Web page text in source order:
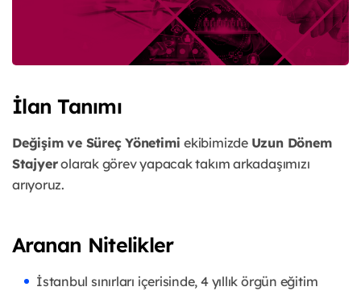
İlan Tanımı
Değişim ve Süreç Yönetimiekibimizde Uzun Dönem
Stajyerolarak görev yapacak takım arkadaşımızı
arıyoruz.
Aranan Nitelikler
İstanbul sınırları içerisinde, 4 yıllık örgün eğitim